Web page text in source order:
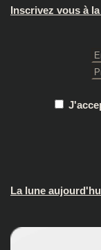
Inscrivez vous à
La lune